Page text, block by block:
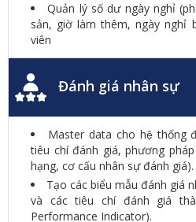
Quản lý số dư ngày nghỉ
sản, giờ làm thêm, ngày nghỉ
viên
Đánh giá nhân sự
Master data cho hệ thống
tiêu chí đánh giá, phương
hạng, cơ cấu nhân sự đánh giá).
Tạo các biểu mẫu đánh giá
và các tiêu chí đánh giá
Performance Indicator).